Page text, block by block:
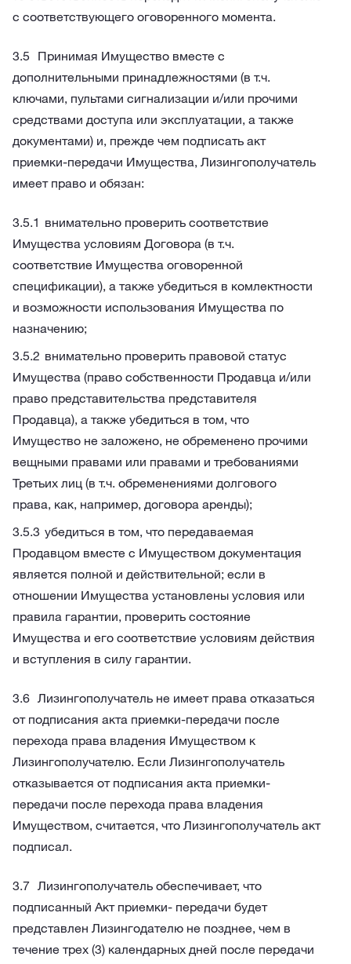
с соответствующего оговоренного момента.
Принимая Имущество вместе с
дополнительными принадлежностями (в т.ч.
ключами, пультами сигнализации и/или прочими
средствами доступа или эксплуатации, а также
документами) и, прежде чем подписать акт
приемки-передачи Имущества, Лизингополучатель
имеет право и обязан:
внимательно проверить соответствие
Имущества условиям Договора (в т.ч.
соответствие Имущества оговоренной
спецификации), а также убедиться в комлектности
и возможности использования Имущества по
назначению;
внимательно проверить правовой статус
Имущества (право собственности Продавца и/или
право представительства представителя
Продавца), а также убедиться в том, что
Имущество не заложено, не обременено прочими
вещными правами или правами и требованиями
Третьих лиц (в т.ч. обременениями долгового
права, как, например, договора аренды);
убедиться в том, что передаваемая
Продавцом вместе с Имуществом документация
является полной и действительной; если в
отношении Имущества установлены условия или
правила гарантии, проверить состояние
Имущества и его соответствие условиям действия
и вступления в силу гарантии.
Лизингополучатель не имеет права отказаться
от подписания акта приемки-передачи после
перехода права владения Имуществом к
Лизингополучателю. Если Лизингополучатель
отказывается от подписания акта приемки-
передачи после перехода права владения
Имуществом, считается, что Лизингополучатель акт
подписал.
Лизингополучатель обеспечивает, что
подписанный Акт приемки- передачи будет
представлен Лизингодателю не позднее, чем в
течение трех (3) календарных дней после передачи